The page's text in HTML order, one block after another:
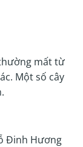
mất từ
Một số cây
Đinh Hương